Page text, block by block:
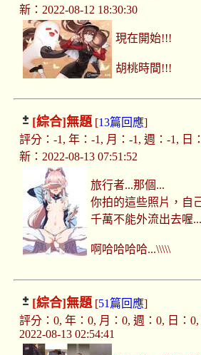
新：2022-08-12 18:30:30
現在開始!!!
胡桃時間!!!
[綜合]無題[13篇回應]
評分：-1, 年：-1, 月：-1, 週：-1, 日
新：2022-08-13 07:51:52
旅行者...那個...
你拍的這些照片，自
千萬不能外流出去喔...
啊哈哈哈哈...\\\\\
[綜合]無題[51篇回應]
評分：0, 年：0, 月：0, 週：0, 日：0,
2022-08-13 02:54:41